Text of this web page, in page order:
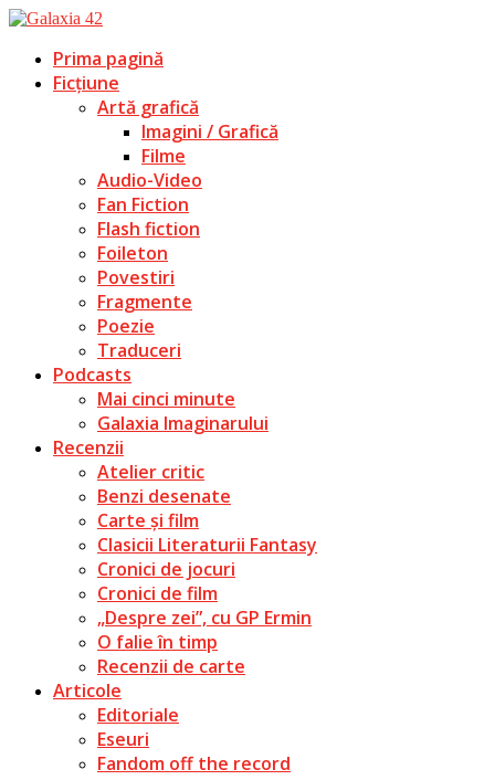
Prima pagină
Ficțiune
Artă grafică
Imagini / Grafică
Filme
Audio-Video
Fan Fiction
Flash fiction
Foileton
Povestiri
Fragmente
Poezie
Traduceri
Podcasts
Mai cinci minute
Galaxia Imaginarului
Recenzii
Atelier critic
Benzi desenate
Carte și film
Clasicii Literaturii Fantasy
Cronici de jocuri
Cronici de film
„Despre zei”, cu GP Ermin
O falie în timp
Recenzii de carte
Articole
Editoriale
Eseuri
Fandom off the record